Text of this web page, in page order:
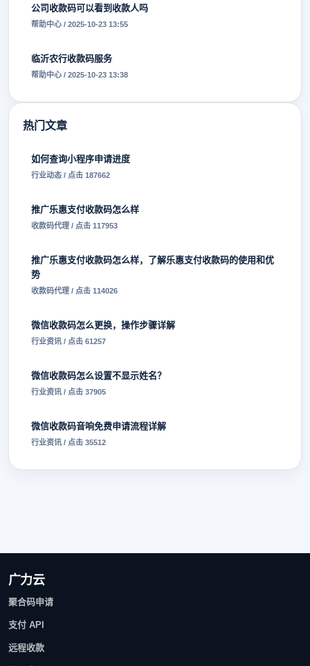
公司收款码可以看到收款人吗
帮助中心 / 2025-10-23 13:55
临沂农行收款码服务
帮助中心 / 2025-10-23 13:38
热门文章
如何查询小程序申请进度
行业动态 / 点击 187662
推广乐惠支付收款码怎么样
收款码代理 / 点击 117953
推广乐惠支付收款码怎么样，了解乐惠支付收款码的使用和优
势
收款码代理 / 点击 114026
微信收款码怎么更换，操作步骤详解
行业资讯 / 点击 61257
微信收款码怎么设置不显示姓名？
行业资讯 / 点击 37905
微信收款码音响免费申请流程详解
行业资讯 / 点击 35512
广力云
聚合码申请
支付 API
远程收款